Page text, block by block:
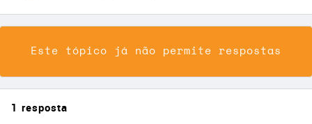
Este tópico já não permite respostas
1 resposta